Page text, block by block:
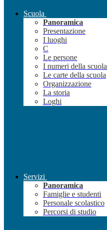
Scuola
Panoramica
Presentazione
I luoghi
C
Le persone
I numeri della scuola
Le carte della scuola
Organizzazione
La storia
Loghi
Servizi
Panoramica
Famiglie e studenti
Personale scolastico
Percorsi di studio